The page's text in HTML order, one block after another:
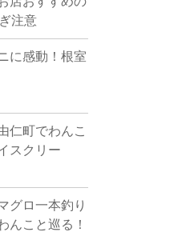
注意
に感動！根室
仁町でわんこ
スクリー
グロ一本釣り
んこと巡る！